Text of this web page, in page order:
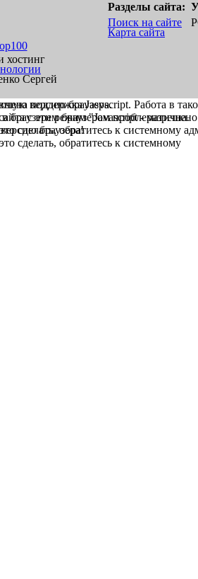
хостинг
Сергей
Разделы сайта:
Поиск на сайте
Карта сайта
поддержка Jasvscript. Работа в
браузере режим "Javascript -
сделать, обратитесь к системному
версию браузера.
с этим браузером проблематична.
браузера!
сделать, обратитесь к системному